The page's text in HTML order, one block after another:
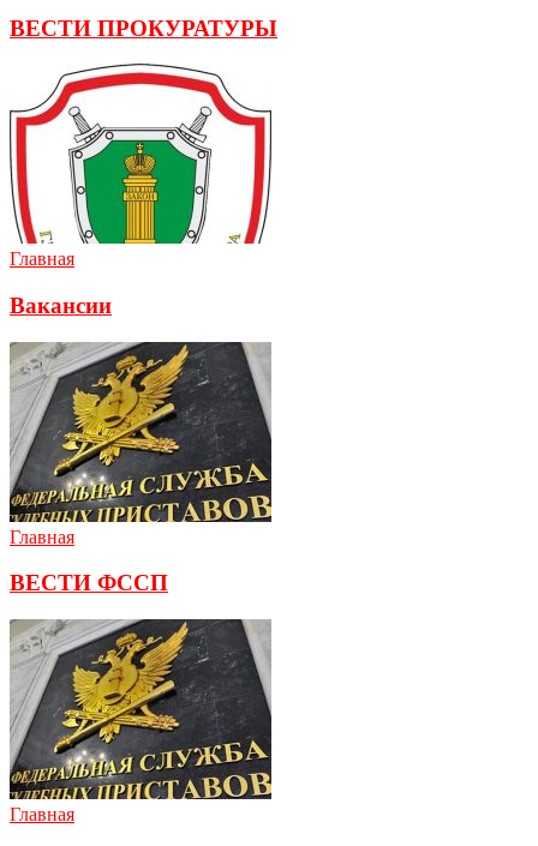
ВЕСТИ ПРОКУРАТУРЫ
Главная
Вакансии
Главная
ВЕСТИ ФССП
Главная